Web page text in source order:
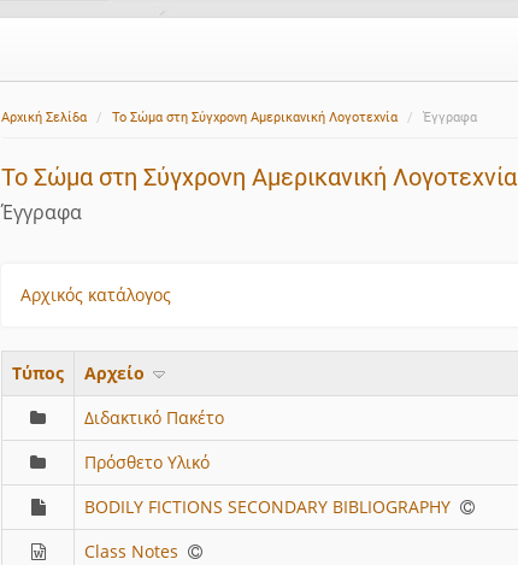
Αρχική Σελίδα Το Σώμα στη Σύγχρονη Αμερικανική Λογοτεχνία Έγγραφα
Το Σώμα στη Σύγχρονη Αμερικανική Λογοτεχνία
Έγγραφα
Αρχικός κατάλογος
Τύπος Aρχείο
Διδακτικό Πακέτο
Πρόσθετο Υλικό
BODILY FICTIONS SECONDARY BIBLIOGRAPHY
Class Notes